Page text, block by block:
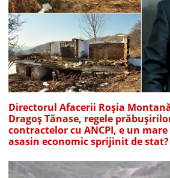
Directorul Afacerii Roșia
Dragoș Tănase, regele
contractelor cu ANCPI, e un
asasin economic sprijinit de stat?